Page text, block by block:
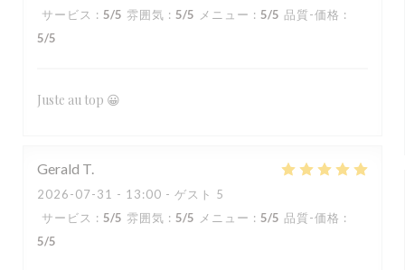
サービス : 5/5 雰囲気 : 5/5 メニュー : 5/5 品質-価格 :
5/5
Juste au top 😀
Gerald T
2026-07-31 - 13:00 - ゲスト 5
サービス : 5/5 雰囲気 : 5/5 メニュー : 5/5 品質-価格 :
5/5